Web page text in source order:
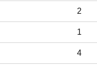
2
1
4